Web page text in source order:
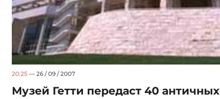
20:25 — 26 / 09 / 2007
Музей Гетти передаст 40